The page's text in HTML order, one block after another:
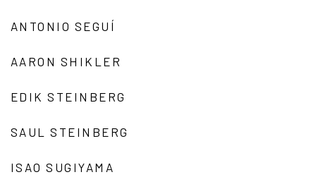
ANTONIO SEGUÍ
AARON SHIKLER
EDIK STEINBERG
SAUL STEINBERG
ISAO SUGIYAMA